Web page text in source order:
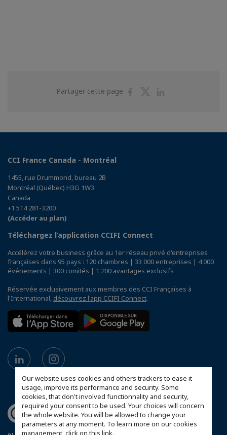
Our website uses cookies and others trackers to ease it
usage, improve its performance and security. Some
cookies, that don't involved functionnality and security,
required your consent to be used. Your choices will concern
the whole website. You will be allowed to change your
parameters at any moment. To learn more on our cookies
management, click on this link.
Partager cette page
PartagerPartager
CCI France Canada - Montréal
1455, rue Drummond, bureau 2B
Montréal (Québec) H3G 1W3
Canada
+1 514 281-3200
(Accéder au plan)
Téléchargez l’application CCIFI Connect
Accélérez votre business grâce au 1er réseau privé d'entreprises
françaises dans 95 pays : 120 chambres | 33 000 entreprises | 4 000
événements | 300 comités | 1 200 avantages exclusifs
Réservée exclusivement aux membres des CCI Françaises à
l'International, découvrez l'app CCIFI Connect.